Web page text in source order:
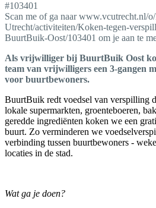
#103401
Scan me of ga naar www.vcutrecht.nl/
Utrecht/activiteiten/Koken-tegen-
BuurtBuik-Oost/103401 om je aan te
Als vrijwilliger bij BuurtBuik Oost
team van vrijwilligers een 3-gangen
voor buurtbewoners.
BuurtBuik redt voedsel van verspilling
lokale supermarkten, groenteboeren,
geredde ingrediënten koken we een
buurt. Zo verminderen we
verbinding tussen buurtbewoners -
locaties in de stad.
Wat ga je doen?